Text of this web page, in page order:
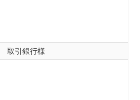
取引銀行様